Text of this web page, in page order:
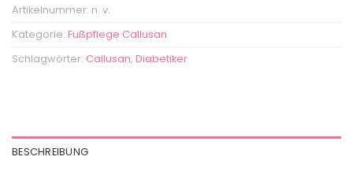
Artikelnummer: n. v.
Kategorie: Fußpflege Callusan
Schlagwörter: Callusan, Diabetiker
BESCHREIBUNG